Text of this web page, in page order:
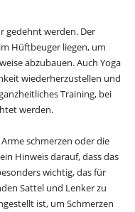
gedehnt werden. Der
Hüftbeuger liegen, um
abzubauen. Auch Yoga
wiederherzustellen und
Training, bei
werden.
schmerzen oder die
Hinweis darauf, dass das
wichtig, das für
Sattel und Lenker zu
ist, um Schmerzen